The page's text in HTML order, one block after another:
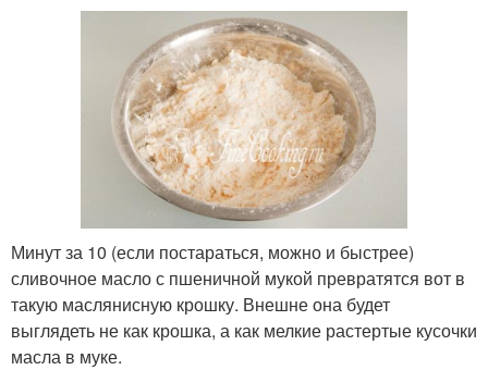
Минут за 10 (если постараться, можно и быстрее)
сливочное масло с пшеничной мукой превратятся вот в
такую маслянисную крошку. Внешне она будет
выглядеть не как крошка, а как мелкие растертые кусочки
масла в муке.